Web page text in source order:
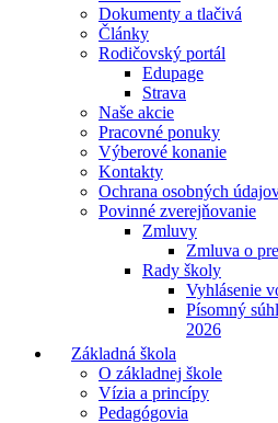
Dokumenty a tlačivá
Články
Rodičovský portál
Edupage
Strava
Naše akcie
Pracovné ponuky
Výberové konanie
Kontakty
Ochrana osobných
Povinné zverejňovanie
Zmluvy
Zmluva o
Rady školy
Vyhlásenie
Písomný
2026
Základná škola
O základnej škole
Vízia a princípy
Pedagógovia